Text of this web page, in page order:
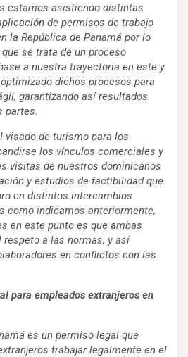
estamos asistiendo distintas
de permisos de trabajo
la República de Panamá por lo
se trata de un proceso
a nuestra trayectoria en este y
dichos procesos para
garantizando así resultados
partes.
visado de turismo para los
los vínculos comerciales y
visitas de nuestros dominicanos
y estudios de factibilidad que
en distintos intercambios
como indicamos anteriormente,
en este punto es que ambas
respeto a las normas, y así
en conflictos con las
para empleados extranjeros en
es un permiso legal que
trabajar legalmente en el